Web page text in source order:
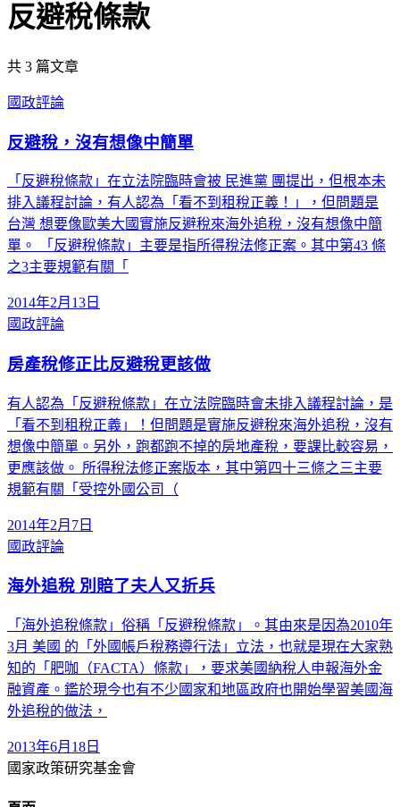
反避稅條款
共 3 篇文章
國政評論
反避稅，沒有想像中簡單
「反避稅條款」在立法院臨時會被 民進黨 團提出，但根本未
排入議程討論，有人認為「看不到租稅正義！」，但問題是
台灣 想要像歐美大國實施反避稅來海外追稅，沒有想像中簡
單。 「反避稅條款」主要是指所得稅法修正案。其中第43 條
之3主要規範有關「
2014年2月13日
國政評論
房產稅修正比反避稅更該做
有人認為「反避稅條款」在立法院臨時會未排入議程討論，是
「看不到租稅正義」！但問題是實施反避稅來海外追稅，沒有
想像中簡單。另外，跑都跑不掉的房地產稅，要課比較容易，
更應該做。 所得稅法修正案版本，其中第四十三條之三主要
規範有關「受控外國公司（
2014年2月7日
國政評論
海外追稅 別賠了夫人又折兵
「海外追稅條款」俗稱「反避稅條款」。其由來是因為2010年
3月 美國 的「外國帳戶稅務遵行法」立法，也就是現在大家熟
知的「肥咖（FACTA）條款」，要求美國納稅人申報海外金
融資產。鑑於現今也有不少國家和地區政府也開始學習美國海
外追稅的做法，
2013年6月18日
國家政策研究基金會